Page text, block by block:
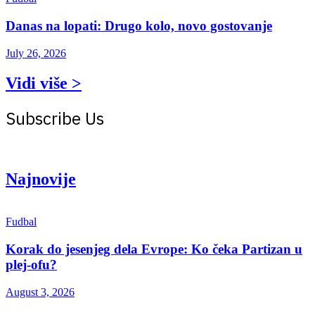
Danas na lopati: Drugo kolo, novo gostovanje
July 26, 2026
Vidi više >
Subscribe Us
Najnovije
Fudbal
Korak do jesenjeg dela Evrope: Ko čeka Partizan u
plej-ofu?
August 3, 2026